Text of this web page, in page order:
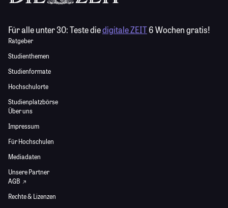
Für alle unter 30:Teste diedigitale ZEIT6 Wochen gratis!
Ratgeber
Studienthemen
Studienformate
Hochschulorte
Studienplatzbörse
Über uns
Impressum
Für Hochschulen
Mediadaten
Unsere Partner
AGB
Rechte & Lizenzen